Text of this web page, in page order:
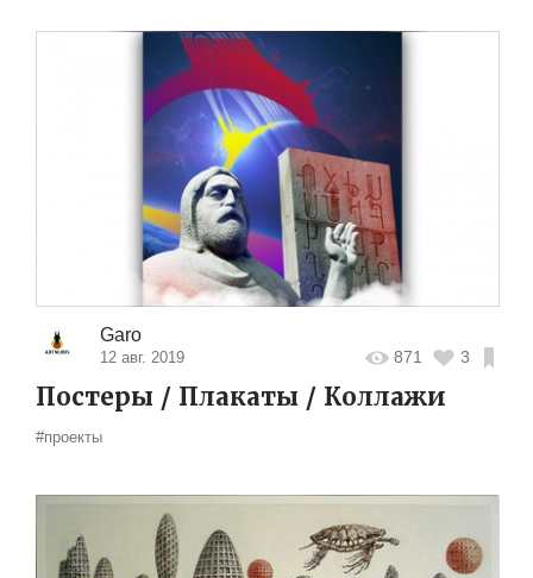
Garo
12 авг. 2019 871 3
Постеры / Плакаты / Коллажи
#проекты